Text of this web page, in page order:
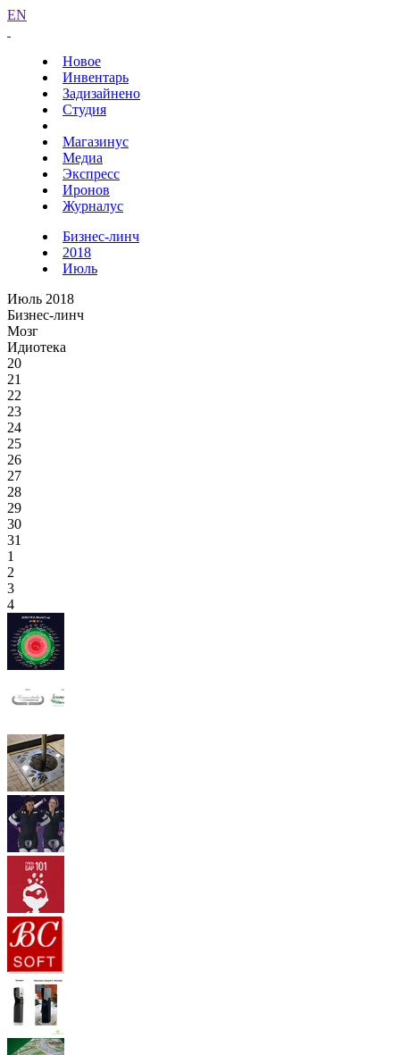
EN
Новое
Инвентарь
Задизайнено
Студия
Магазинус
Медиа
Экспресс
Иронов
Журналус
Бизнес-линч
2018
Июль
Июль 2018
Бизнес-линч
Мозг
Идиотека
20
21
22
23
24
25
26
27
28
29
30
31
1
2
3
4